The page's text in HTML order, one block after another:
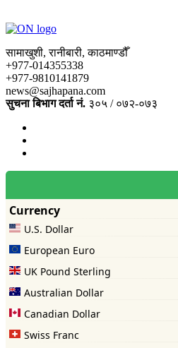
सामाखुशी, रानीबारी, काठमाण्डौँ
+977-014355338
+977-9810141879
news@sajhapana.com
सुचना बिभाग दर्ता नं. ३०५ / ०७२-०७३